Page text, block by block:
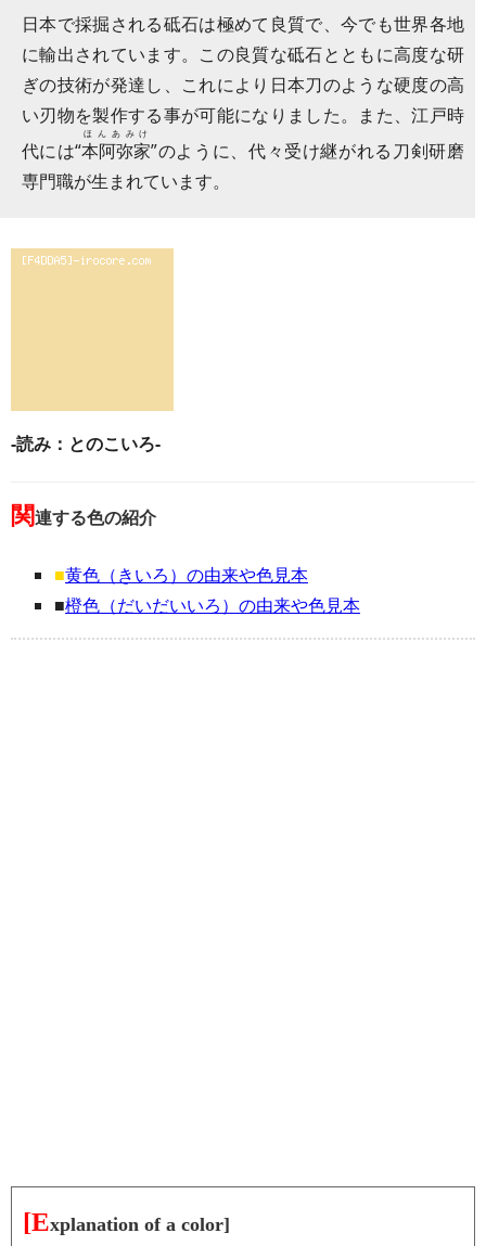
日本で採掘される砥石は極めて良質で、今でも世界各地
に輸出されています。この良質な砥石とともに高度な研
ぎの技術が発達し、これにより日本刀のような硬度の高
い刃物を製作する事が可能になりました。また、江戸時
代には“本阿弥家
ほんあみけ
”のように、代々受け継がれる刀剣研磨
専門職が生まれています。
-読み：とのこいろ-
関連する色の紹介
■黄色（きいろ）の由来や色見本
■橙色（だいだいいろ）の由来や色見本
[Explanation of a color]